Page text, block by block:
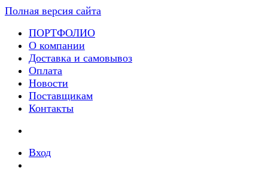
Полная версия сайта
ПОРТФОЛИО
О компании
Доставка и самовывоз
Оплата
Новости
Поставщикам
Контакты
Вход